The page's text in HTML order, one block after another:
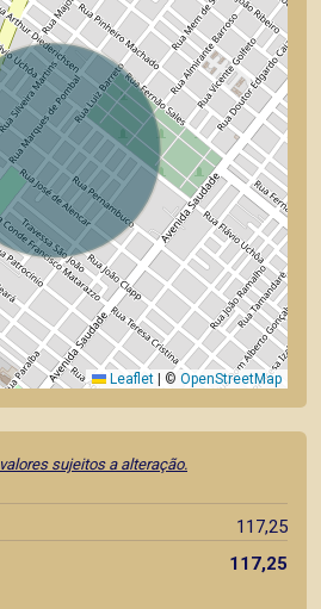
Leaflet | © OpenStreetMap
valores sujeitos a alteração.
117,25
117,25